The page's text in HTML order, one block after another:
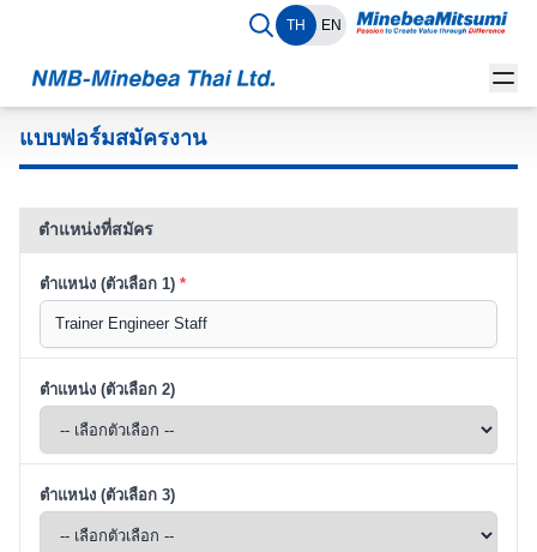
TH EN
แบบฟอร์มสมัครงาน
ตำแหน่งที่สมัคร
ตำแหน่ง (ตัวเลือก 1) *
ตำแหน่ง (ตัวเลือก 2)
ตำแหน่ง (ตัวเลือก 3)